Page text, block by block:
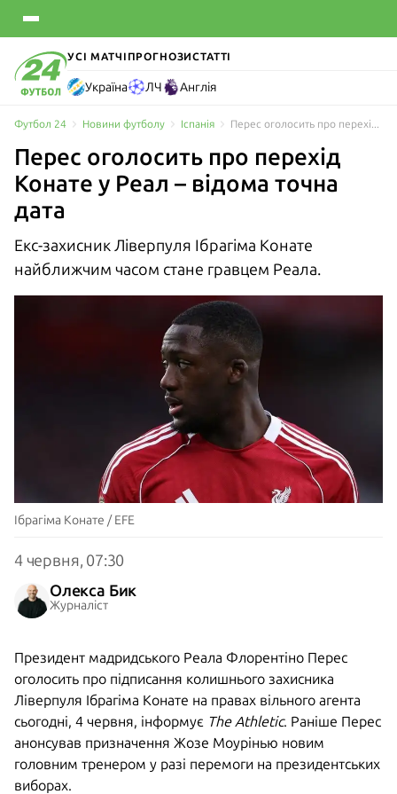
УСІ МАТЧІ ПРОГНОЗИСТАТТІ
Україна ЛЧ Англія
Футбол 24 Новини футболу Іспанія
Перес оголосить про перехід
Конате у Реал – відома точна
дата
Екс-захисник Ліверпуля Ібрагіма Конате
найближчим часом стане гравцем Реала.
Ібрагіма Конате / EFE
4 червня, 07:30
Олекса Бик
Журналіст
Президент мадридського Реала Флорентіно Перес
оголосить про підписання колишнього захисника
Ліверпуля Ібрагіма Конате на правах вільного агента
сьогодні, 4 червня, інформує The Athletic. Раніше Перес
анонсував призначення Жозе Моурінью новим
головним тренером у разі перемоги на президентських
виборах.